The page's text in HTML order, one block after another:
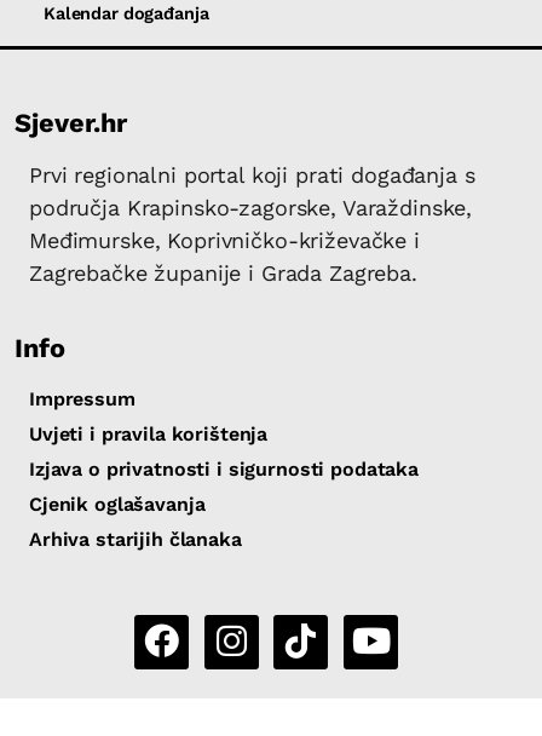
Kalendar događanja
Sjever.hr
Prvi regionalni portal koji prati događanja s
područja Krapinsko-zagorske, Varaždinske,
Međimurske, Koprivničko-križevačke i
Zagrebačke županije i Grada Zagreba.
Info
Impressum
Uvjeti i pravila korištenja
Izjava o privatnosti i sigurnosti podataka
Cjenik oglašavanja
Arhiva starijih članaka